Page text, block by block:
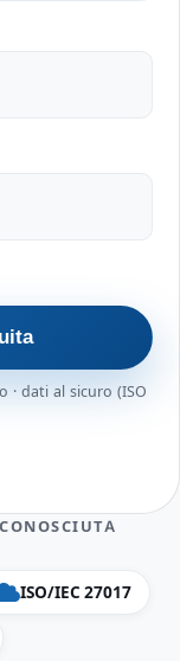
· dati al sicuro (ISO
ISO/IEC 27017